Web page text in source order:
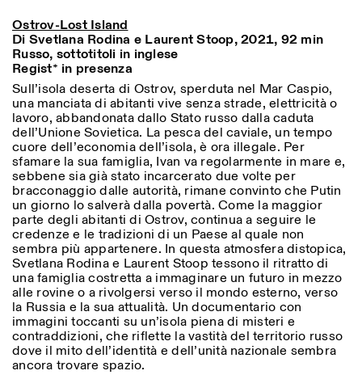
milano@istitutosvizzero.it
ORARI MOSTRE:
away:
Lunedì/Venerdì: 11:00-
17:00
Giovedì: 11:00-20:00
Sabato: 14:00-18:00
Domenica chiuso
Ostrov-Lost Island
Di Svetlana Rodina e Laurent Stoop, 2021, 92 min
Russo, sottotitoli in inglese
Regist* in presenza
Sull’isola deserta di Ostrov, sperduta nel Mar Caspio,
una manciata di abitanti vive senza strade, elettricità o
lavoro, abbandonata dallo Stato russo dalla caduta
dell’Unione Sovietica. La pesca del caviale, un tempo
cuore dell’economia dell’isola, è ora illegale. Per
sfamare la sua famiglia, Ivan va regolarmente in mare e,
sebbene sia già stato incarcerato due volte per
bracconaggio dalle autorità, rimane convinto che Putin
un giorno lo salverà dalla povertà. Come la maggior
parte degli abitanti di Ostrov, continua a seguire le
credenze e le tradizioni di un Paese al quale non
sembra più appartenere. In questa atmosfera distopica,
Svetlana Rodina e Laurent Stoop tessono il ritratto di
una famiglia costretta a immaginare un futuro in mezzo
alle rovine o a rivolgersi verso il mondo esterno, verso
la Russia e la sua attualità. Un documentario con
immagini toccanti su un’isola piena di misteri e
contraddizioni, che riflette la vastità del territorio russo
dove il mito dell’identità e dell’unità nazionale sembra
ancora trovare spazio.